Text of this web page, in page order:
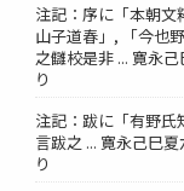
注記：序に「本朝文
山子道春」, 「今也
之讎校是非 ... 寛永
り
注記：跋に「有野
言跋之 ... 寛永己巳
り